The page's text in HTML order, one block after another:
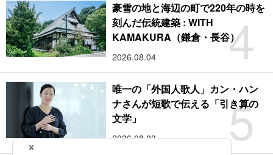
4
豪雪の地と海辺の町で220年の時を
刻んだ伝統建築 : WITH
KAMAKURA（鎌倉・長谷）
2026.08.04
5
唯一の「外国人歌人」カン・ハン
ナさんが短歌で伝える「引き算の
文学」
2026.08.03